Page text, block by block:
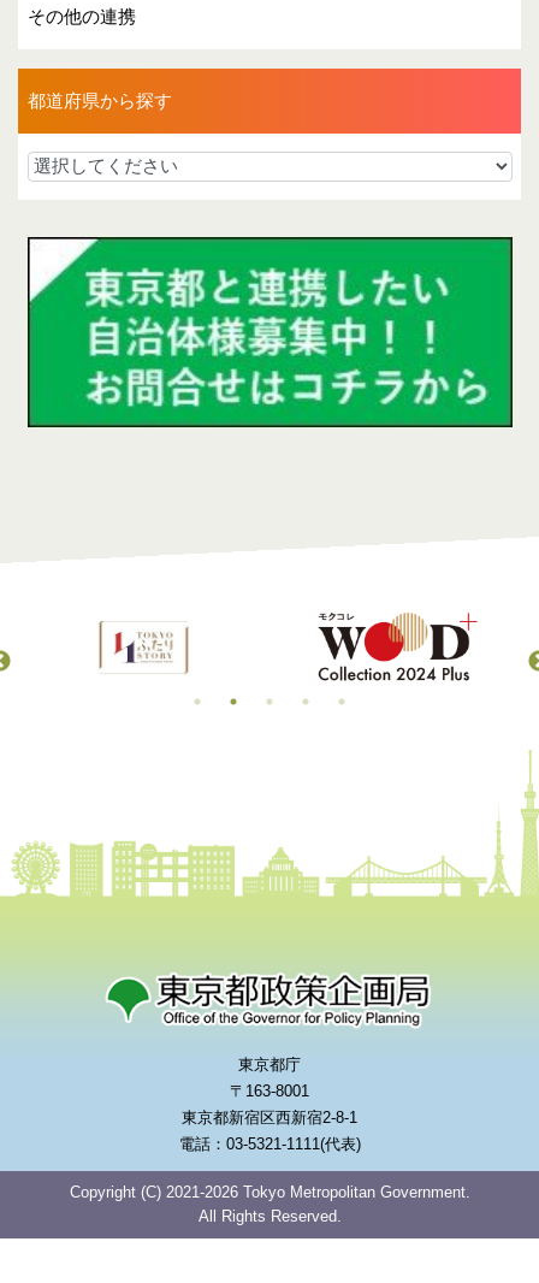
その他の連携
都道府県から探す
東京都庁
〒163-8001
東京都新宿区西新宿2-8-1
電話：03-5321-1111(代表)
Copyright (C) 2021-2026 Tokyo Metropolitan Government.
All Rights Reserved.